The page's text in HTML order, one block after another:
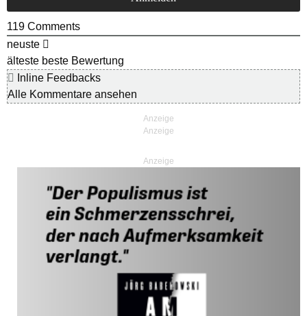
119 Comments
neuste
älteste beste Bewertung
Inline Feedbacks
Alle Kommentare ansehen
Anzeige